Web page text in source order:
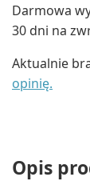
Darmowa
30 dni na
Aktualnie
opinię.
Opis